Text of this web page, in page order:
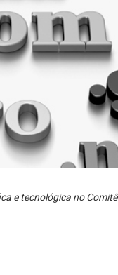
e tecnológica no